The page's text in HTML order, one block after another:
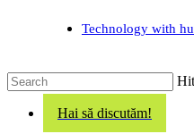
content
Technology with
Search
Hai să discutăm!